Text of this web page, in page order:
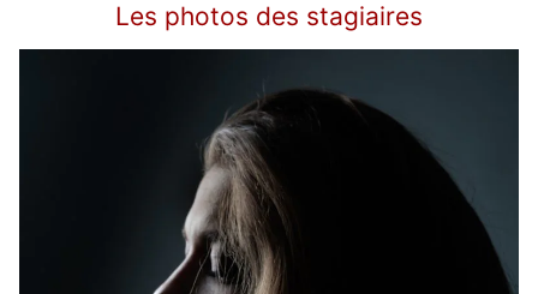
Les photos des stagiaires